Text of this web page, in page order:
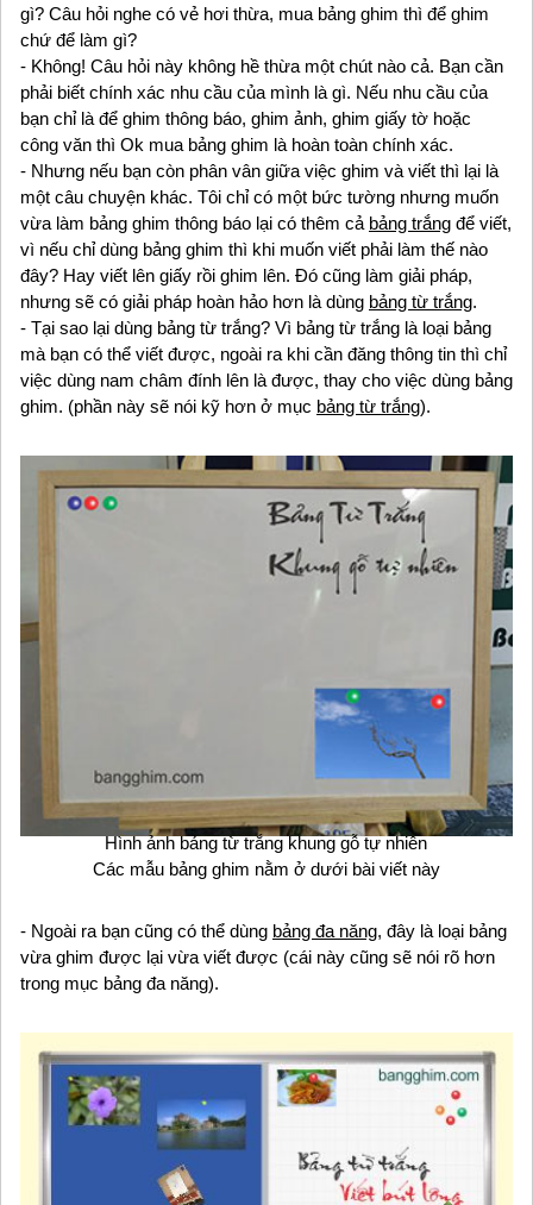
gì? Câu hỏi nghe có vẻ hơi thừa, mua bảng ghim thì để ghim
chứ để làm gì?
- Không! Câu hỏi này không hề thừa một chút nào cả. Bạn cần
phải biết chính xác nhu cầu của mình là gì. Nếu nhu cầu của
bạn chỉ là để ghim thông báo, ghim ảnh, ghim giấy tờ hoặc
công văn thì Ok mua bảng ghim là hoàn toàn chính xác.
- Nhưng nếu bạn còn phân vân giữa việc ghim và viết thì lại là
một câu chuyện khác. Tôi chỉ có một bức tường nhưng muốn
vừa làm bảng ghim thông báo lại có thêm cả bảng trắng để viết,
vì nếu chỉ dùng bảng ghim thì khi muốn viết phải làm thế nào
đây? Hay viết lên giấy rồi ghim lên. Đó cũng làm giải pháp,
nhưng sẽ có giải pháp hoàn hảo hơn là dùng bảng từ trắng.
- Tại sao lại dùng bảng từ trắng? Vì bảng từ trắng là loại bảng
mà bạn có thể viết được, ngoài ra khi cần đăng thông tin thì chỉ
việc dùng nam châm đính lên là được, thay cho việc dùng bảng
ghim. (phần này sẽ nói kỹ hơn ở mục bảng từ trắng).
Hình ảnh bảng từ trắng khung gỗ tự nhiên
Các mẫu bảng ghim nằm ở dưới bài viết này
- Ngoài ra bạn cũng có thể dùng bảng đa năng, đây là loại bảng
vừa ghim được lại vừa viết được (cái này cũng sẽ nói rõ hơn
trong mục bảng đa năng).